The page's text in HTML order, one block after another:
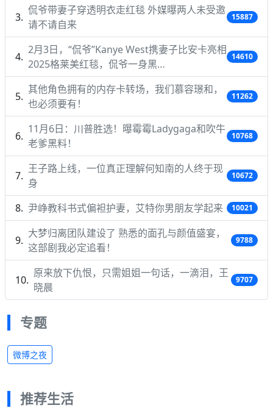
侃爷带妻子穿透明衣走红毯 外媒曝两人未受邀
请不请自来
15887
2月3日，“侃爷”Kanye West携妻子比安卡亮相
2025格莱美红毯，侃爷一身黑…
14610
其他角色拥有的内存卡转场，我们慕容璟和，
也必须要有！
11262
11月6日：川普胜选！曝霉霉Ladygaga和吹牛
老爹黑料！
10768
王子路上线，一位真正理解何知南的人终于现
身
10672
尹峥教科书式偏袒护妻，艾特你男朋友学起来 10021
大梦归离团队建设了 熟悉的面孔与颜值盛宴，
这部剧我必定追看！
9788
原来放下仇恨，只需姐姐一句话，一滴泪，王
晓晨
9707
专题
微博之夜
推荐生活